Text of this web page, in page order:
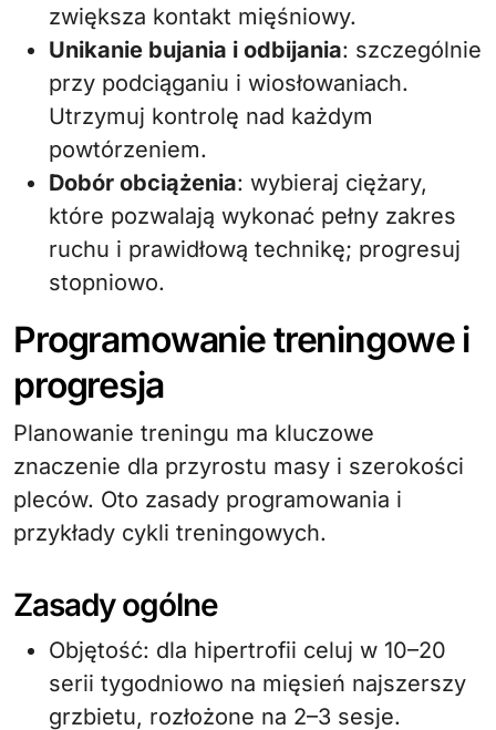
zwiększa kontakt mięśniowy.
Unikanie bujania i odbijania: szczególnie
przy podciąganiu i wiosłowaniach.
Utrzymuj kontrolę nad każdym
powtórzeniem.
Dobór obciążenia: wybieraj ciężary,
które pozwalają wykonać pełny zakres
ruchu i prawidłową technikę; progresuj
stopniowo.
Programowanie treningowe i
progresja
Planowanie treningu ma kluczowe
znaczenie dla przyrostu masy i szerokości
pleców. Oto zasady programowania i
przykłady cykli treningowych.
Zasady ogólne
Objętość: dla hipertrofii celuj w 10–20
serii tygodniowo na mięsień najszerszy
grzbietu, rozłożone na 2–3 sesje.